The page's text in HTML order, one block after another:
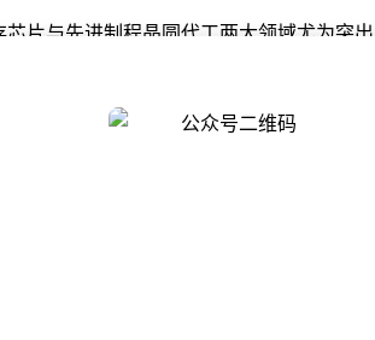
片与先进制程晶圆代工两大领域尤为突
愈发明显。行业分析指出，AI训练与
消费电子企业采购负责人透露，内存采
掌握全球超半数高端芯片制造份额的企
涨幅。当前3纳米晶圆代工单价已逼近2
现2纳米制程量产，但该工艺尚处于产
生产。某芯片设计公司高管表示，代